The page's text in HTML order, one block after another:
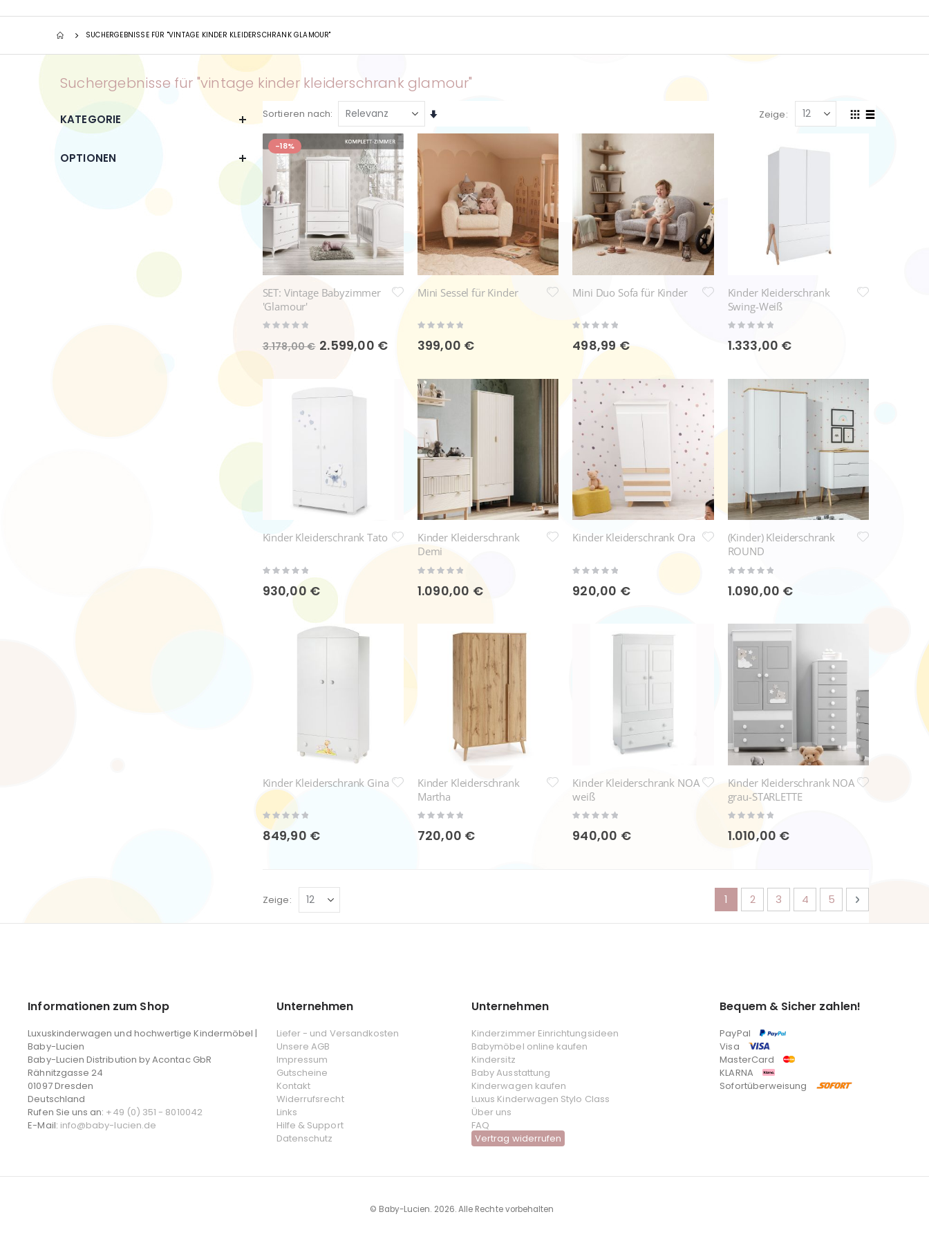
SUCHERGEBNISSE FÜR "VINTAGE KINDER KLEIDERSCHRANK GLAMOUR"
Suchergebnisse für "vintage kinder kleiderschrank glamour"
Sortieren nach
Aufsteigend
Zeige
Anzeigen
-18%
SET: Vintage Babyzimmer
'Glamour'
Rating:
3.178,00 € Sonderpreis
2.599,00 €
Mini Sessel für Kinder
Rating:
399,00 €
Mini Duo Sofa für Kinder
Rating:
498,99 €
Kinder Kleiderschrank
Swing-Weiß
Rating:
1.333,00 €
Kinder Kleiderschrank Tato
Rating:
930,00 €
Kinder Kleiderschrank
Demi
Rating:
1.090,00 €
Kinder Kleiderschrank Ora
Rating:
920,00 €
(Kinder) Kleiderschrank
ROUND
Rating:
1.090,00 €
Kinder Kleiderschrank Gina
Rating:
0%
849,90 €
Kinder Kleiderschrank
Martha
Rating:
720,00 €
Kinder Kleiderschrank NOA
weiß
Rating:
940,00 €
Kinder Kleiderschrank NOA
grau-STARLETTE
Rating:
1.010,00 €
Seite
Sie lesen gerade die Seite
1 Seite
2 Seite
3 Seite
4 Seite
5 Seite
Weiter
Zeige
KATEGORIE
OPTIONEN
Informationen zum Shop
Luxuskinderwagen und hochwertige Kindermöbel |
Baby-Lucien
Baby-Lucien Distribution by Acontac GbR
Rähnitzgasse 24
01097 Dresden
Deutschland
Rufen Sie uns an: +49 (0) 351 - 8010042
E-Mail: info@baby-lucien.de
Unternehmen
Liefer - und Versandkosten
Unsere AGB
Impressum
Gutscheine
Kontakt
Widerrufsrecht
Links
Hilfe & Support
Datenschutz
Unternehmen
Kinderzimmer Einrichtungsideen
Babymöbel online kaufen
Kindersitz
Baby Ausstattung
Kinderwagen kaufen
Luxus Kinderwagen Stylo Class
Über uns
FAQ
Vertrag widerrufen
Bequem & Sicher zahlen!
PayPal
Visa
MasterCard
KLARNA
Sofortüberweisung
© Baby-Lucien. 2026. Alle Rechte vorbehalten